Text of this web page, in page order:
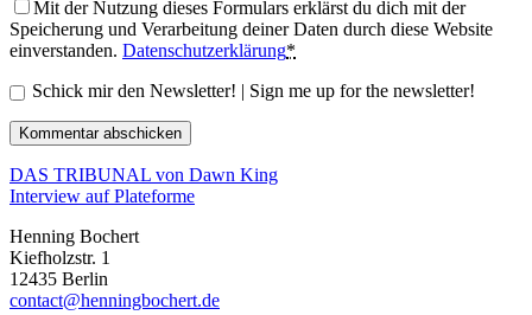
Mit der Nutzung dieses Formulars erklärst du dich mit der
Speicherung und Verarbeitung deiner Daten durch diese Website
einverstanden. Datenschutzerklärung*
Schick mir den Newsletter! | Sign me up for the newsletter!
DAS TRIBUNAL von Dawn King
Interview auf Plateforme
Henning Bochert
Kiefholzstr. 1
12435 Berlin
contact@henningbochert.de